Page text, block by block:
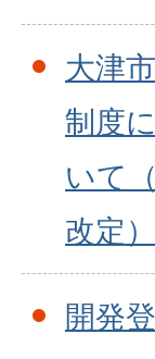
大津
制度
いて
改定）
開発